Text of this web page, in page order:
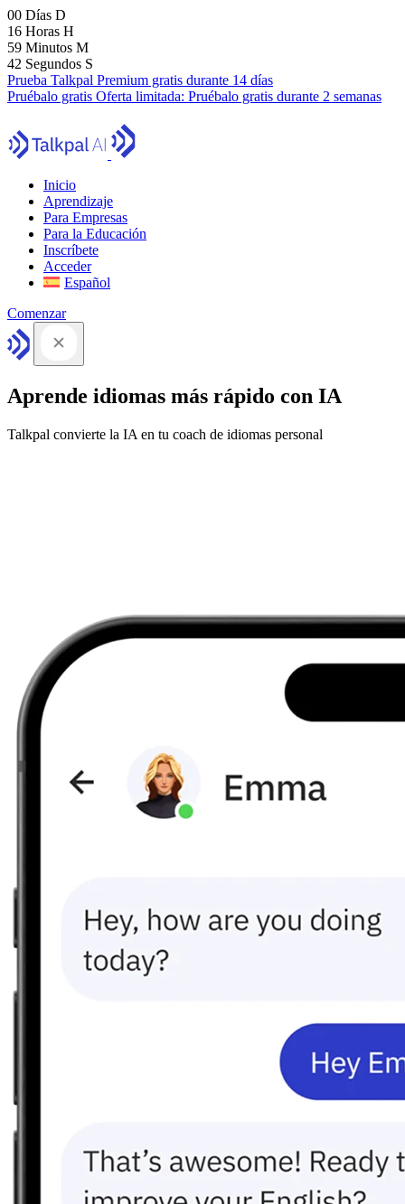
00 Días D
16 Horas H
59 Minutos M
41 Segundos S
Prueba Talkpal Premium gratis durante 14 días
Pruébalo gratis Oferta limitada: Pruébalo gratis durante 2 semanas
Inicio
Aprendizaje
Para Empresas
Para la Educación
Inscríbete
Acceder
Español
Comenzar
Aprende idiomas más rápido con IA
Talkpal convierte la IA en tu coach de idiomas personal